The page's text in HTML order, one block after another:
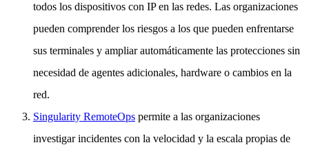
todos los dispositivos con IP en las redes. Las organizaciones
pueden comprender los riesgos a los que pueden enfrentarse
sus terminales y ampliar automáticamente las protecciones sin
necesidad de agentes adicionales, hardware o cambios en la
red.
Singularity RemoteOps permite a las organizaciones
investigar incidentes con la velocidad y la escala propias de